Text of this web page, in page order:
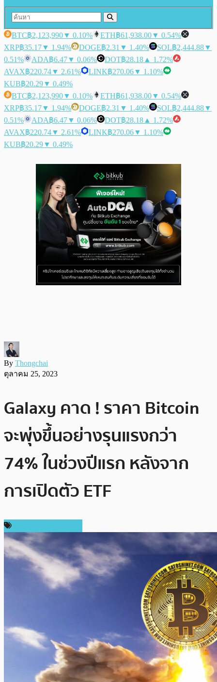
BTC฿2,123,990▼ 0.10% ETH฿61,938.00▼ 0.54%
XRP฿35.17▼ 1.94% DOGE฿2.31 ▼ 1.40% SOL฿2,444.88▼
0.51%
ADA฿6.47▼ 0.06% DOT฿28.18 ▲ 1.72%
AVAX฿220.74▼ 2.61% LINK฿270.06▼ 1.10%
KUB฿20.29▼ 0.49%
BTC฿2,123,990▼ 0.10% ETH฿61,938.00▼ 0.54%
XRP฿35.17▼ 1.94% DOGE฿2.31 ▼ 1.40% SOL฿2,444.88▼
0.51%
ADA฿6.47▼ 0.06% DOT฿28.18 ▲ 1.72%
AVAX฿220.74▼ 2.61% LINK฿270.06▼ 1.10%
KUB฿20.29▼ 0.49%
By Thongchai
ตุลาคม 25, 2023
Galaxy คาด ! ราคา Bitcoin
จะพุ่งขึ้นอย่างรุนแรงกว่า
74% ในช่วงปีแรก หลังจาก
การเปิดตัว ETF